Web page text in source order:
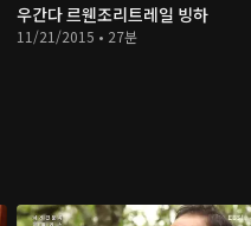
우간다 르웬조리트레일 빙하
11/21/2015 • 27분